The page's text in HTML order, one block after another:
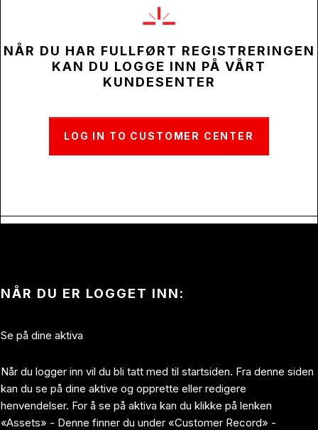
NÅR DU HAR FULLFØRT REGISTRERINGEN
KAN DU LOGGE INN PÅ VÅRT
KUNDESENTER
LOG IN TO CUSTOMER CENTER
NÅR DU ER LOGGET INN:
Se på dine aktiva
Når du logger inn vil du bli tatt med til startsiden. Fra denne siden
kan du se på dine aktive og opprette eller redigere
henvendelser. For å se på aktiva kan du klikke på lenken
«Assets» - Denne finner du under «Customer Record» -